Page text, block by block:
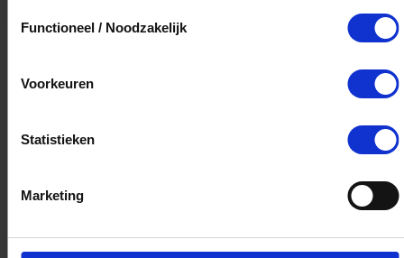
Functioneel / Noodzakelijk
Voorkeuren
Statistieken
Marketing
Het volledige saldo op de VVV cadeaukaart
cadeaukaart in delen uitgeven.